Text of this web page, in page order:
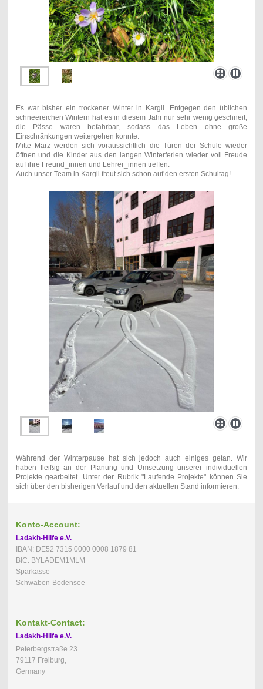
Es war bisher ein trockener Winter in Kargil. Entgegen den üblichen
schneereichen Wintern hat es in diesem Jahr nur sehr wenig geschneit,
die Pässe waren befahrbar, sodass das Leben ohne große
Einschränkungen weitergehen konnte.
Mitte März werden sich voraussichtlich die Türen der Schule wieder
öffnen und die Kinder aus den langen Winterferien wieder voll Freude
auf ihre Freund_innen und Lehrer_innen treffen.
Auch unser Team in Kargil freut sich schon auf den ersten Schultag!
Während der Winterpause hat sich jedoch auch einiges getan. Wir
haben fleißig an der Planung und Umsetzung unserer individuellen
Projekte gearbeitet. Unter der Rubrik "Laufende Projekte" können Sie
sich über den bisherigen Verlauf und den aktuellen Stand informieren.
Konto-Account:
Ladakh-Hilfe e.V.
IBAN: DE52 7315 0000 0008 1879 81
BIC: BYLADEM1MLM
Sparkasse
Schwaben-Bodensee
Kontakt-Contact:
Ladakh-Hilfe e.V.
Peterbergstraße 23
79117 Freiburg,
Germany